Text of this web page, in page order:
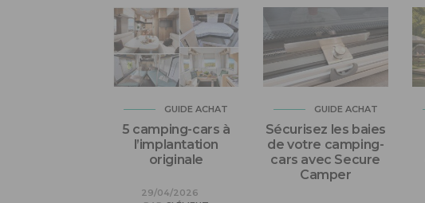
GUIDE ACHAT
5 camping-cars à
l’implantation
originale
29/04/2026
GUIDE ACHAT
Sécurisez les baies
de votre camping-
cars avec Secure
Camper